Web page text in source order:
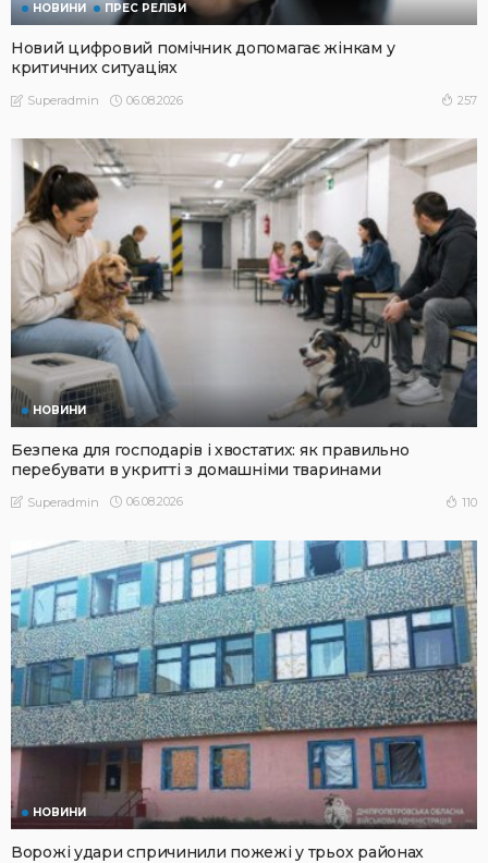
НОВИНИ ПРЕС РЕЛІЗИ
Новий цифровий помічник допомагає жінкам у
критичних ситуаціях
Superadmin 06.08.2026 257
НОВИНИ
Безпека для господарів і хвостатих: як правильно
перебувати в укритті з домашніми тваринами
Superadmin 06.08.2026 110
НОВИНИ
Ворожі удари спричинили пожежі у трьох районах